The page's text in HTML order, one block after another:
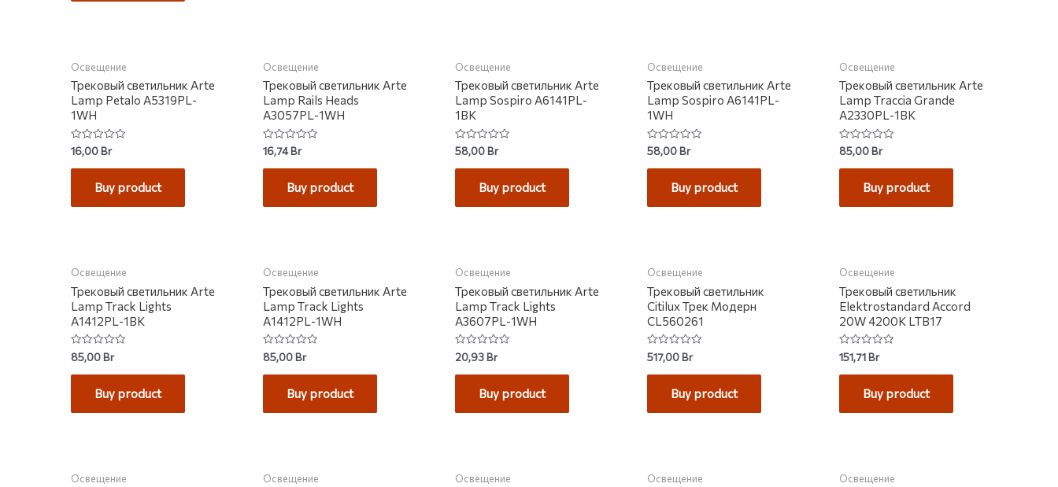
Освещение
Трековый светильник Arte
Lamp Petalo A5319PL-
1WH
Rated
0
out
16,00Br
Buy product
Освещение
Трековый светильник Arte
Lamp Rails Heads
A3057PL-1WH
Rated
0
out
16,74Br
Buy product
Освещение
Трековый светильник Arte
Lamp Sospiro A6141PL-
1BK
Rated
0
out
58,00Br
Buy product
Освещение
Трековый светильник Arte
Lamp Sospiro A6141PL-
1WH
Rated
0
out
58,00Br
Buy product
Освещение
Трековый светильник Arte
Lamp Traccia Grande
A2330PL-1BK
Rated
0
out
85,00Br
Buy product
Освещение
Трековый светильник Arte
Lamp Track Lights
A1412PL-1BK
Rated
0
out
85,00Br
Buy product
Освещение
Трековый светильник Arte
Lamp Track Lights
A1412PL-1WH
Rated
0
out
85,00Br
Buy product
Освещение
Трековый светильник Arte
Lamp Track Lights
A3607PL-1WH
Rated
0
out
20,93Br
Buy product
Освещение
Трековый светильник
Citilux Трек Модерн
CL560261
Rated
0
out
517,00Br
Buy product
Освещение
Трековый светильник
Elektrostandard Accord
20W 4200K LTB17
Rated
0
out
151,71Br
Buy product
Освещение Освещение Освещение Освещение Освещение